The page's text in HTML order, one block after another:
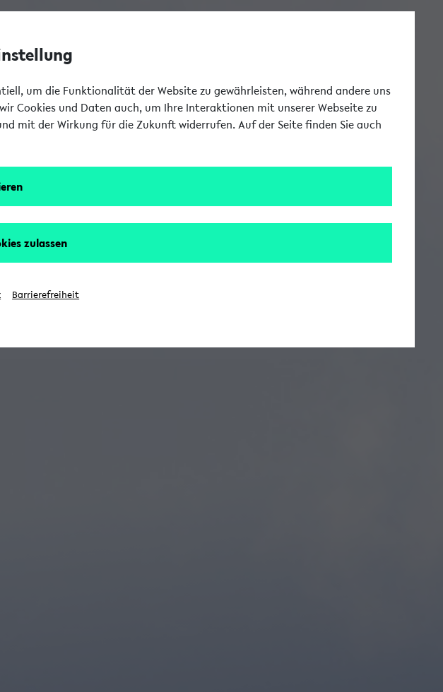
um die Funktionalität der Website zu gewährleisten, während andere uns
Cookies und Daten auch, um Ihre Interaktionen mit unserer Webseite zu
mit der Wirkung für die Zukunft widerrufen. Auf der Seite finden Sie auch
zulassen
Barrierefreiheit